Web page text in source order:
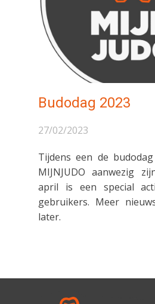
Budodag 2023
27/02/2023
Tijdens een de
MIJNJUDO aanwezig
april is een special
gebruikers. Meer
later.